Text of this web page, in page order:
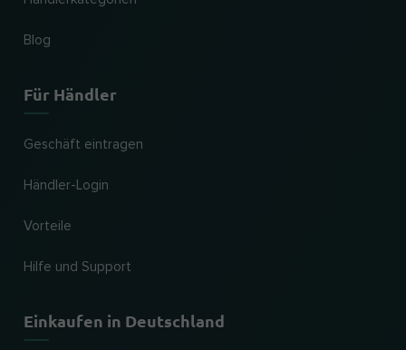
Blog
Für Händler
Geschäft eintragen
Händler-Login
Vorteile
Hilfe und Support
Einkaufen in Deutschland